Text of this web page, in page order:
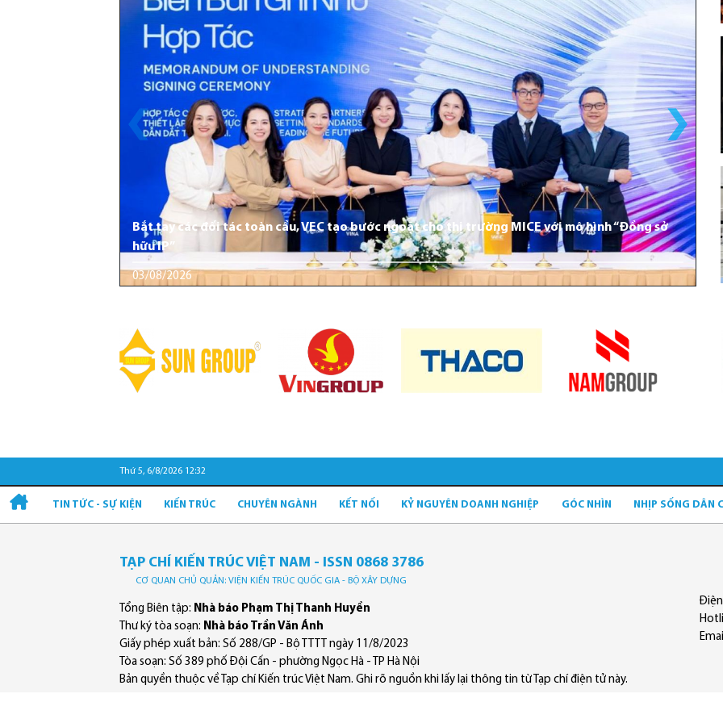
Bắt tay các đối tác toàn cầu, VEC tạo bước ngoặt cho thị trường MICE với mô hình “Đồng sở
hữu IP”
03/08/2026
Thứ 5, 6/8/2026 12:32
TIN TỨC - SỰ KIỆN KIẾN TRÚC CHUYÊN NGÀNH KẾT NỐI KỶ NGUYÊN DOANH NGHIỆP GÓC NHÌN NHỊP SỐNG DÂN
TẠP CHÍ KIẾN TRÚC VIỆT NAM - ISSN 0868 3786
CƠ QUAN CHỦ QUẢN: VIỆN KIẾN TRÚC QUỐC GIA - BỘ XÂY DỰNG
Tổng Biên tập: Nhà báo Phạm Thị Thanh Huyền
Thư ký tòa soạn: Nhà báo Trần Văn Ánh
Giấy phép xuất bản: Số 288/GP - Bộ TTTT ngày 11/8/2023
Tòa soạn: Số 389 phố Đội Cấn - phường Ngọc Hà - TP Hà Nội
Bản quyền thuộc về Tạp chí Kiến trúc Việt Nam. Ghi rõ nguồn khi lấy lại thông tin từ Tạp chí điện tử này.